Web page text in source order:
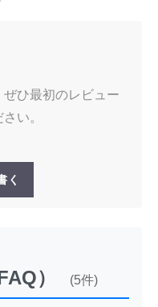
ひ最初のレビュー
い。
く
） (5件)